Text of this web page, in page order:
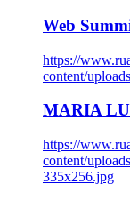
Web
https://
content/
MARIA
https://
content/
335x256.jpg